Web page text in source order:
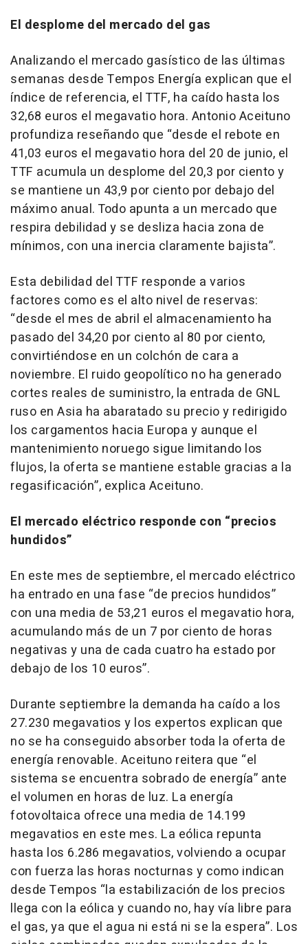
El desplome del mercado del gas
Analizando el mercado gasístico de las últimas
semanas desde Tempos Energía explican que el
índice de referencia, el TTF, ha caído hasta los
32,68 euros el megavatio hora. Antonio Aceituno
profundiza reseñando que “desde el rebote en
41,03 euros el megavatio hora del 20 de junio, el
TTF acumula un desplome del 20,3 por ciento y
se mantiene un 43,9 por ciento por debajo del
máximo anual. Todo apunta a un mercado que
respira debilidad y se desliza hacia zona de
mínimos, con una inercia claramente bajista”.
Esta debilidad del TTF responde a varios
factores como es el alto nivel de reservas:
“desde el mes de abril el almacenamiento ha
pasado del 34,20 por ciento al 80 por ciento,
convirtiéndose en un colchón de cara a
noviembre. El ruido geopolítico no ha generado
cortes reales de suministro, la entrada de GNL
ruso en Asia ha abaratado su precio y redirigido
los cargamentos hacia Europa y aunque el
mantenimiento noruego sigue limitando los
flujos, la oferta se mantiene estable gracias a la
regasificación”, explica Aceituno.
El mercado eléctrico responde con “precios
hundidos”
En este mes de septiembre, el mercado eléctrico
ha entrado en una fase “de precios hundidos”
con una media de 53,21 euros el megavatio hora,
acumulando más de un 7 por ciento de horas
negativas y una de cada cuatro ha estado por
debajo de los 10 euros”.
Durante septiembre la demanda ha caído a los
27.230 megavatios y los expertos explican que
no se ha conseguido absorber toda la oferta de
energía renovable. Aceituno reitera que “el
sistema se encuentra sobrado de energía” ante
el volumen en horas de luz. La energía
fotovoltaica ofrece una media de 14.199
megavatios en este mes. La eólica repunta
hasta los 6.286 megavatios, volviendo a ocupar
con fuerza las horas nocturnas y como indican
desde Tempos “la estabilización de los precios
llega con la eólica y cuando no, hay vía libre para
el gas, ya que el agua ni está ni se la espera”. Los